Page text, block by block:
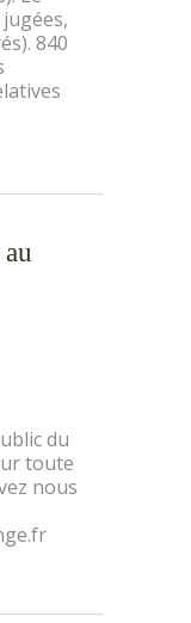
840
du
toute
nous